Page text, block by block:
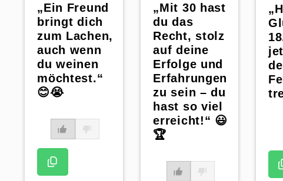
„Ein Freund
bringt dich
zum Lachen,
auch wenn
du weinen
möchtest.“
😊😭
„Mit 30 hast
du das
Recht, stolz
auf deine
Erfolge und
Erfahrungen
zu sein – du
hast so viel
erreicht!“ 😃
🏆